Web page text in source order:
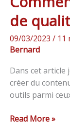
de
09/03/2023 / 11
Bernard
Dans cet article
créer du
outils parmi
Read More »